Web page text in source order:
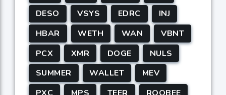
DESO
VSYS EDRC
INJ
HBAR
WETH WAN
VBNT
PCX
XMR DOGE
NULS
SUMMER
WALLET
MEV